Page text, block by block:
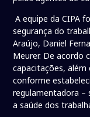
A equipe da CIPA
segurança do
Araújo, Daniel
Meurer. De acordo
capacitações,
conforme
regulamentadora –
a saúde dos